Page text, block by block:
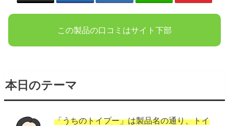
この製品の口コミはサイト下部
本日のテーマ
「うちのトイプー」は製品名の通り、トイ